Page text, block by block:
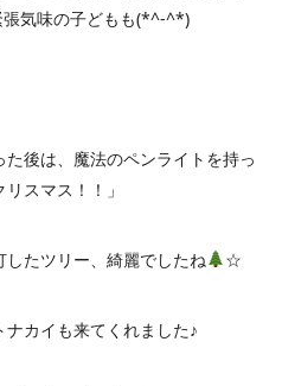
張気味の子どもも(*^-^*)
後は、魔法のペンライトを持っ
スマス！！」
たツリー、綺麗でしたね ☆
カイも来てくれました♪